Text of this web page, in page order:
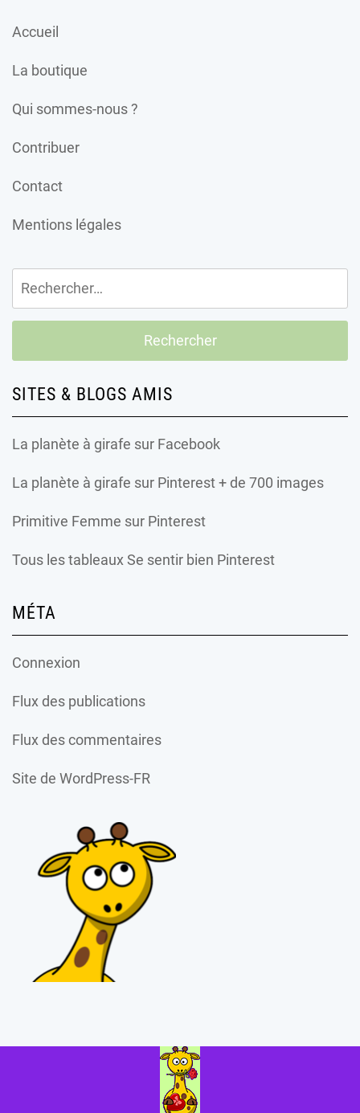
Accueil
La boutique
Qui sommes-nous ?
Contribuer
Contact
Mentions légales
Rechercher :
SITES & BLOGS AMIS
La planète à girafe sur Facebook
La planète à girafe sur Pinterest + de 700 images
Primitive Femme sur Pinterest
Tous les tableaux Se sentir bien Pinterest
MÉTA
Connexion
Flux des publications
Flux des commentaires
Site de WordPress-FR